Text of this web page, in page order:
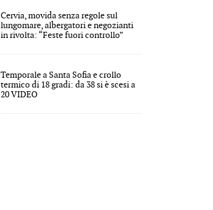
Cervia, movida senza regole sul
lungomare, albergatori e negozianti
in rivolta: “Feste fuori controllo”
Temporale a Santa Sofia e crollo
termico di 18 gradi: da 38 si è scesi a
20 VIDEO